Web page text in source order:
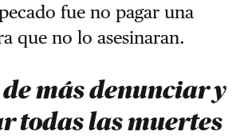
fue no pagar una
que no lo asesinaran.
de más denunciar y
todas las muertes